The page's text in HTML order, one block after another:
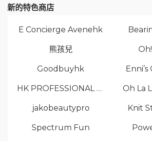
新的特色商店
E Concierge Avenehk
熊孩兒
Goodbuyhk
HK PROFESSIONAL TV LIMITED Oh La
jakobeautypro Knit
Spectrum Fun